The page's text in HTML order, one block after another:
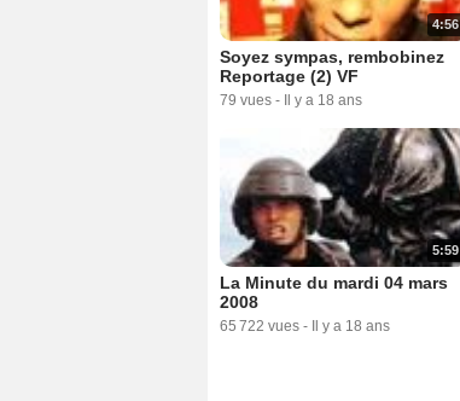
4:56
Soyez sympas, rembobinez
Reportage (2) VF
79 vues - Il y a 18 ans
5:59
La Minute du mardi 04 mars
2008
65 722 vues - Il y a 18 ans